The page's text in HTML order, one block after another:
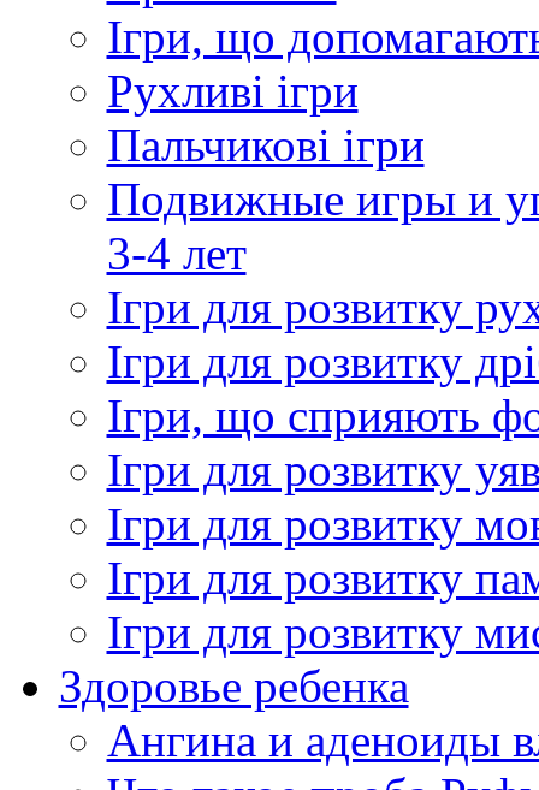
Ігри, що
Рухливі ігри
Пальчикові ігри
Подвижные игры и
3-4 лет
Ігри для розвитку
Ігри для розвитку
Ігри, що сприяють
Ігри для розвитку
Ігри для розвитку
Ігри для розвитку
Ігри для розвитку
Здоровье ребенка
Ангина и аденоиды